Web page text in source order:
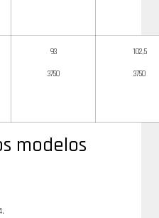
93
3750
102,5
3750
modelos